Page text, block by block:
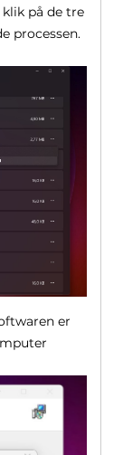
på de tre
processen.
er